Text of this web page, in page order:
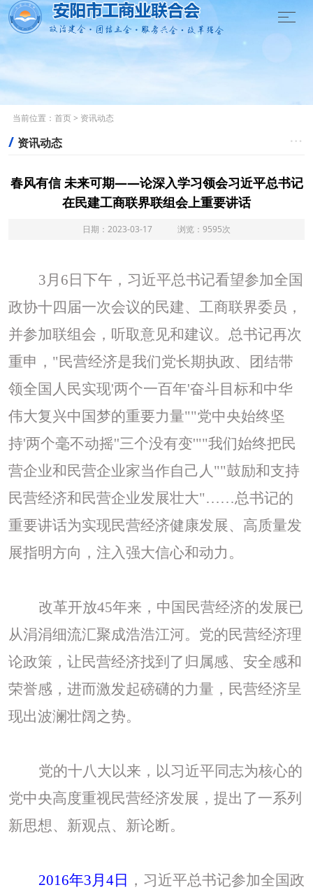

当前位置： 首页> 资讯动态
/ 资讯动态 
春风有信 未来可期——论深入学习领会习近平总书记
在民建工商联界联组会上重要讲话
日期：2023-03-17 浏览：9595次
3月6日下午，习近平总书记看望参加全国
政协十四届一次会议的民建、工商联界委员，
并参加联组会，听取意见和建议。总书记再次
重申，"民营经济是我们党长期执政、团结带
领全国人民实现'两个一百年'奋斗目标和中华
伟大复兴中国梦的重要力量""党中央始终坚
持'两个毫不动摇''三个没有变'""我们始终把民
营企业和民营企业家当作自己人""鼓励和支持
民营经济和民营企业发展壮大"……总书记的
重要讲话为实现民营经济健康发展、高质量发
展指明方向，注入强大信心和动力。
改革开放45年来，中国民营经济的发展已
从涓涓细流汇聚成浩浩江河。党的民营经济理
论政策，让民营经济找到了归属感、安全感和
荣誉感，进而激发起磅礴的力量，民营经济呈
现出波澜壮阔之势。
党的十八大以来，以习近平同志为核心的
党中央高度重视民营经济发展，提出了一系列
新思想、新观点、新论断。
2016年3月4日 ，习近平总书记参加全国政